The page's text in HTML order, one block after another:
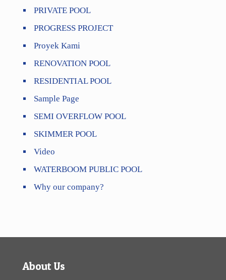
PRIVATE POOL
PROGRESS PROJECT
Proyek Kami
RENOVATION POOL
RESIDENTIAL POOL
Sample Page
SEMI OVERFLOW POOL
SKIMMER POOL
Video
WATERBOOM PUBLIC POOL
Why our company?
About Us